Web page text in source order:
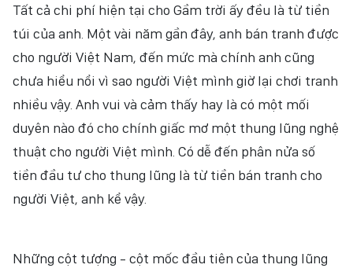
Tất cả chi phí hiện tại cho Gầm trời ấy đều là từ tiền
túi của anh. Một vài năm gần đây, anh bán tranh được
cho người Việt Nam, đến mức mà chính anh cũng
chưa hiểu nổi vì sao người Việt mình giờ lại chơi tranh
nhiều vậy. Anh vui và cảm thấy hay là có một mối
duyên nào đó cho chính giấc mơ một thung lũng nghệ
thuật cho người Việt mình. Có dễ đến phân nửa số
tiền đầu tư cho thung lũng là từ tiền bán tranh cho
người Việt, anh kể vậy.
Những cột tượng - cột mốc đầu tiên của thung lũng